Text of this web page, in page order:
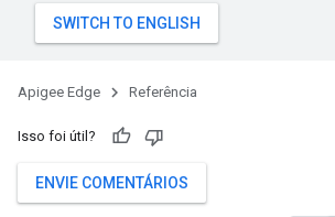
Apigee Edge Referência
Isso foi útil?
ENVIE COMENTÁRIOS